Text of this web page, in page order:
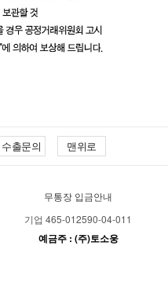
수출문의 맨위로
무통장 입금안내
기업 465-012590-04-011
예금주 : (주)토소웅